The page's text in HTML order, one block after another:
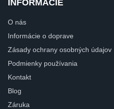
INFORMÁCIE
O nás
Informácie o doprave
Zásady ochrany osobných údajov
Podmienky používania
Kontakt
Blog
Záruka